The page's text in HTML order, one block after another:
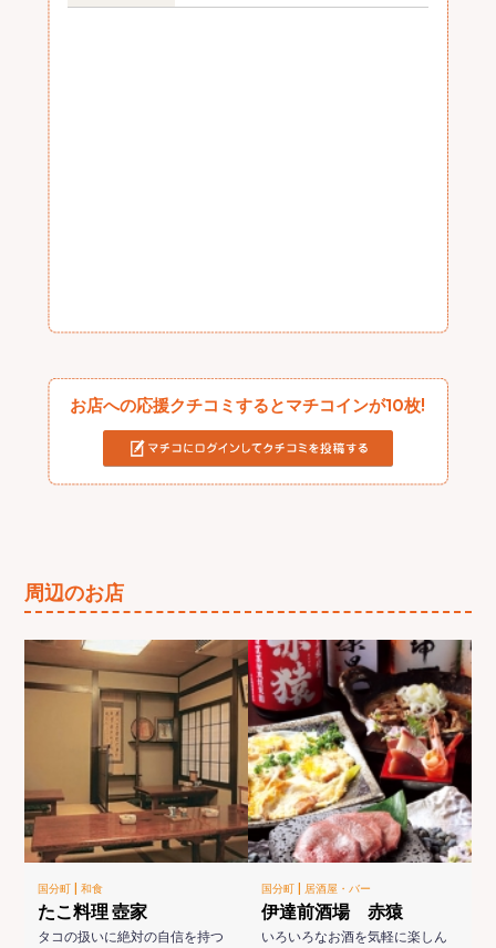
お店への応援クチコミするとマチコインが10枚!
周辺のお店
国分町 |和食
たこ料理 壺家
タコの扱いに絶対の自信を持つ
国分町 | 居酒屋・バー
伊達前酒場 赤猿
いろいろなお酒を気軽に楽しん